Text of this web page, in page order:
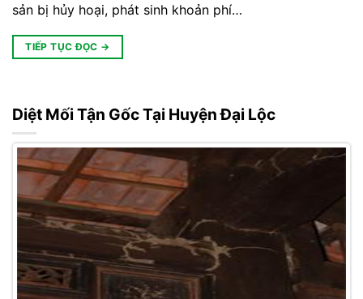
sản bị hủy hoại, phát sinh khoản phí…
TIẾP TỤC ĐỌC →
Diệt Mối Tận Gốc Tại Huyện Đại Lộc